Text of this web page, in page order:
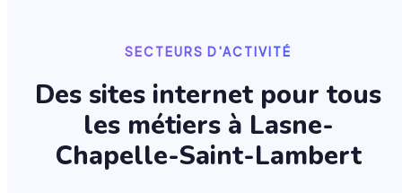
SECTEURS D'ACTIVITÉ
Des sites internet pour tous
les métiers à Lasne-
Chapelle-Saint-Lambert